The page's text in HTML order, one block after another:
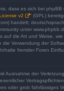
dass es sich bei phpBB
v2
“ (GPL)
handelt;
unter
auf die Art und Weise,
die Verwendung der
fremder Foren
Ausnahme der
oder grob fahrlässiges